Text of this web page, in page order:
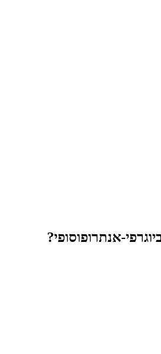
אנתרופוסופי?